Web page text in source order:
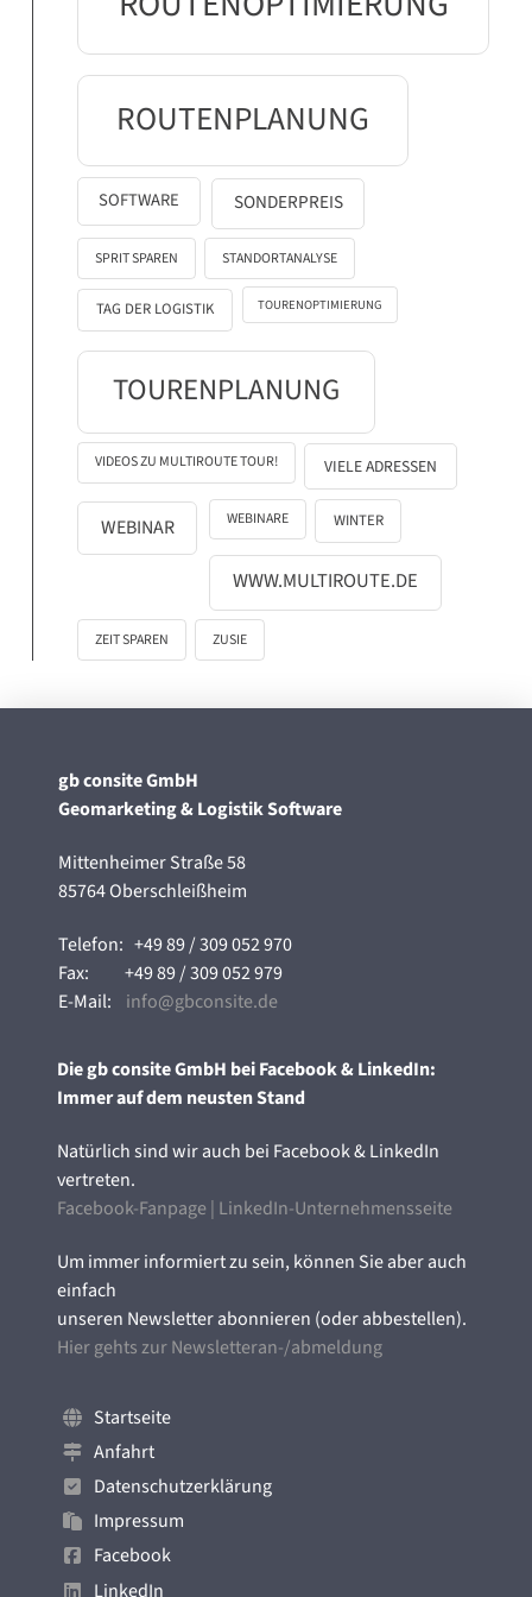
ROUTENPLANUNG
SOFTWARE SONDERPREIS
SPRIT SPAREN STANDORTANALYSE
TAG DER LOGISTIK TOURENOPTIMIERUNG
TOURENPLANUNG
VIDEOS ZU MULTIROUTE TOUR! VIELE ADRESSEN
WEBINAR WEBINARE WINTER
WWW.MULTIROUTE.DE
ZEIT SPAREN ZUSIE
gb consite GmbH
Geomarketing & Logistik Software
Mittenheimer Straße 58
85764 Oberschleißheim
Telefon:+49 89 / 309 052 970
Fax:+49 89 / 309 052 979
E-Mail: info@gbconsite.de
Die gb consite GmbH bei Facebook & LinkedIn:
Immer auf dem neusten Stand
Natürlich sind wir auch bei Facebook & LinkedIn
vertreten.
Facebook-Fanpage| LinkedIn-Unternehmensseite
Um immer informiert zu sein, können Sie aber auch
einfach
unseren Newsletter abonnieren (oder abbestellen).
Hier gehts zur Newsletteran-/abmeldung
Startseite
Anfahrt
Datenschutzerklärung
Impressum
Facebook
LinkedIn